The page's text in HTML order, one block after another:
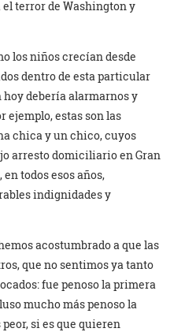
terror de Washington y
los niños crecían desde
dentro de esta particular
debería alarmarnos y
ejemplo, estas son las
chica y un chico, cuyos
arresto domiciliario en Gran
todos esos años,
indignidades y
acostumbrado a que las
que no sentimos ya tanto
fue penoso la primera
mucho más penoso la
si es que quieren